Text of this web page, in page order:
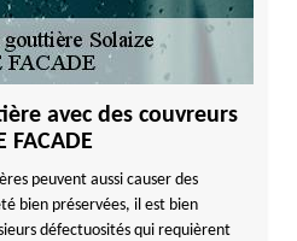
avec des couvreurs
FACADE
peuvent aussi causer des
bien préservées, il est bien
défectuosités qui requièrent